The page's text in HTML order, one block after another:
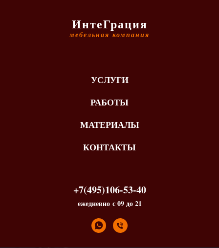
ИнтеГрация
мебельная компания
УСЛУГИ
РАБОТЫ
МАТЕРИАЛЫ
КОНТАКТЫ
+7(495)106-53-40
ежедневно с 09 до 21